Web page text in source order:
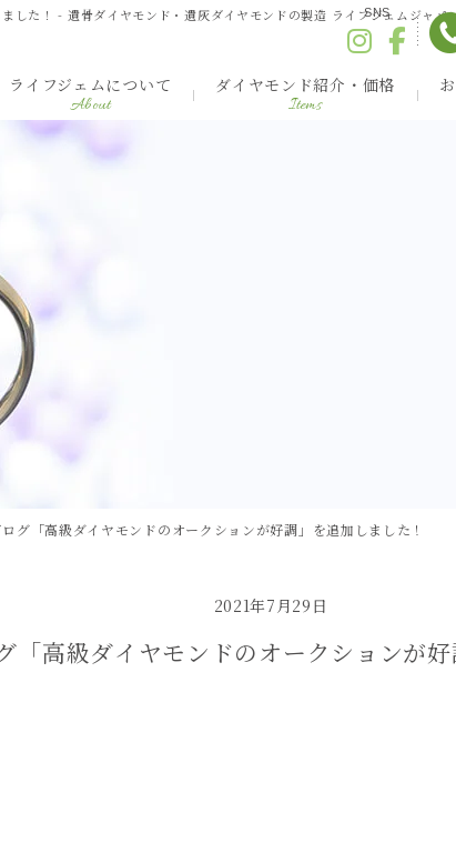
した！ - 遺骨ダイヤモンド・遺灰ダイヤモンドの製造 ライフジェムジャパ
SNS
ライフジェムについて
About
ダイヤモンド紹介・価格
Items
グ「高級ダイヤモンドのオークションが好調」を追加しました！
2021年7月29日
「高級ダイヤモンドのオークションが好